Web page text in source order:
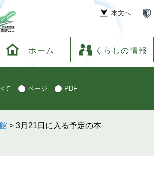
本文へ
ホーム くらしの情報
て ページ PDF
> 3月21日に入る予定の本